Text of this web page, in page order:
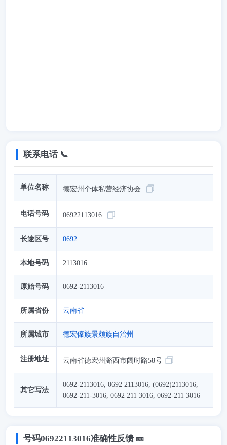
联系电话 📞
单位名称 德宏州个体私营经济协会
电话号码 06922113016
长途区号 0692
本地号码 2113016
原始号码 0692-2113016
所属省份 云南省
所属城市 德宏傣族景颇族自治州
注册地址 云南省德宏州潞西市阔时路58号
其它写法
0692-2113016, 0692 2113016, (0692)2113016,
0692-211-3016, 0692 211 3016, 0692-211 3016
号码06922113016准确性反馈 🎫